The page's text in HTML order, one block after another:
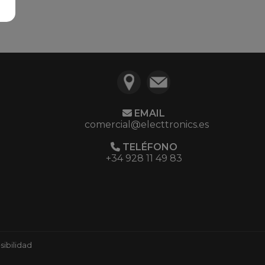
EMAIL
comercial@electtronics.es
TELÉFONO
+34 928 11 49 83